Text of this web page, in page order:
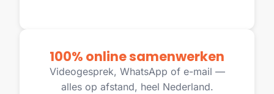
100% online samenwerken
Videogesprek, WhatsApp of e-mail —
alles op afstand, heel Nederland.